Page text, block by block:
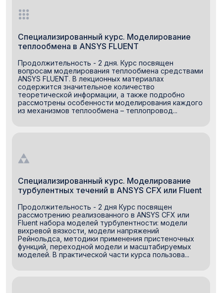
Специализированный курс. Моделирование
теплообмена в ANSYS FLUENT
Продолжительность - 2 дня. Курс посвящен
вопросам моделирования теплообмена средствами
ANSYS FLUENT. В лекционных материалах
содержится значительное количество
теоретической информации, а также подробно
рассмотрены особенности моделирования каждого
из механизмов теплообмена – теплопровод...
Специализированный курс. Моделирование
турбулентных течений в ANSYS CFX или Fluent
Продолжительность - 2 дня Курс посвящен
рассмотрению реализованного в ANSYS CFX или
Fluent набора моделей турбулентности: модели
вихревой вязкости, модели напряжений
Рейнольдса, методики применения пристеночных
функций, переходной модели и масштабируемых
моделей. В практической части курса пользова...